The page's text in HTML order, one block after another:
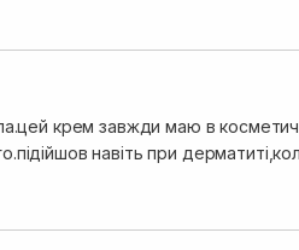
крем завжди маю в
навіть при